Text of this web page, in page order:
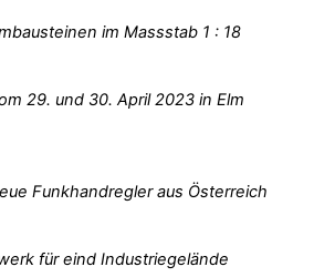
im Massstab 1 : 18
29. und 30. April 2023 in Elm
Funkhandregler aus Österreich
für eind Industriegelände